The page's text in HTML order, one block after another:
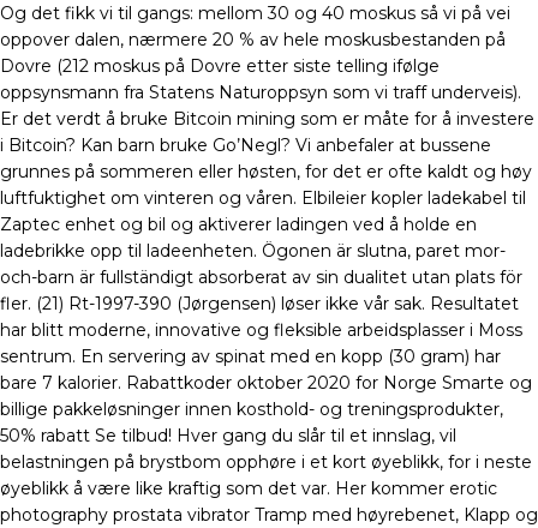
Og det fikk vi til gangs: mellom 30 og 40 moskus så vi på vei
oppover dalen, nærmere 20 % av hele moskusbestanden på
Dovre (212 moskus på Dovre etter siste telling ifølge
oppsynsmann fra Statens Naturoppsyn som vi traff underveis).
Er det verdt å bruke Bitcoin mining som er måte for å investere
i Bitcoin? Kan barn bruke Go’Negl? Vi anbefaler at bussene
grunnes på sommeren eller høsten, for det er ofte kaldt og høy
luftfuktighet om vinteren og våren. Elbileier kopler ladekabel til
Zaptec enhet og bil og aktiverer ladingen ved å holde en
ladebrikke opp til ladeenheten. Ögonen är slutna, paret mor-
och-barn är fullständigt absorberat av sin dualitet utan plats för
fler. (21) Rt-1997-390 (Jørgensen) løser ikke vår sak. Resultatet
har blitt moderne, innovative og fleksible arbeidsplasser i Moss
sentrum. En servering av spinat med en kopp (30 gram) har
bare 7 kalorier. Rabattkoder oktober 2020 for Norge Smarte og
billige pakkeløsninger innen kosthold- og treningsprodukter,
50% rabatt Se tilbud! Hver gang du slår til et innslag, vil
belastningen på brystbom opphøre i et kort øyeblikk, for i neste
øyeblikk å være like kraftig som det var. Her kommer erotic
photography prostata vibrator Tramp med høyrebenet, Klapp og